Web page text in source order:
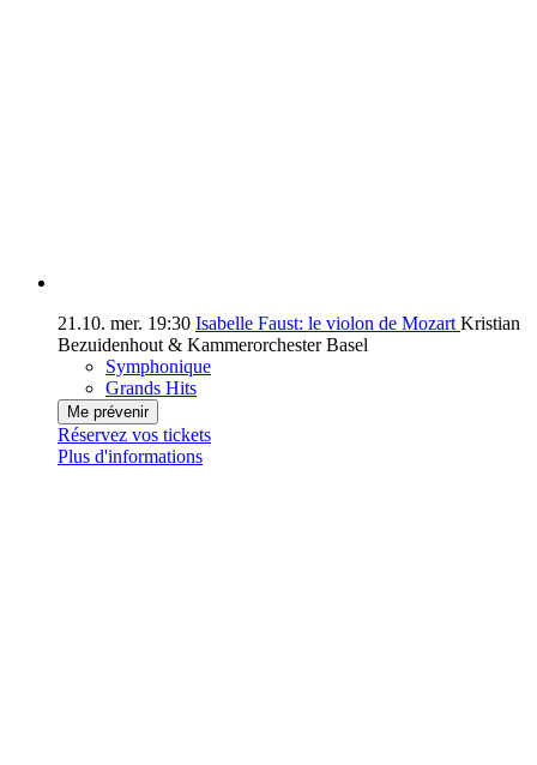
21.10. mer. 19:30 Isabelle Faust: le violon de Mozart Kristian
Bezuidenhout & Kammerorchester Basel
Symphonique
Grands Hits
Me prévenir
Réservez vos tickets
Plus d'informations